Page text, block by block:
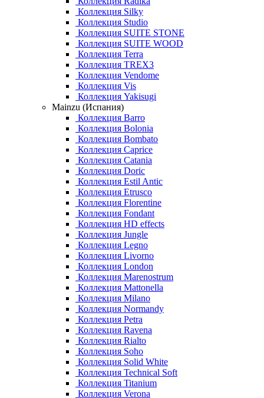
Коллекция Silky
Коллекция Studio
Коллекция SUITE STONE
Коллекция SUITE WOOD
Коллекция Terra
Коллекция TREX3
Коллекция Vendome
Коллекция Vis
Коллекция Yakisugi
Mainzu (Испания)
Коллекция Barro
Коллекция Bolonia
Коллекция Bombato
Коллекция Caprice
Коллекция Catania
Коллекция Doric
Коллекция Estil Antic
Коллекция Etrusco
Коллекция Florentine
Коллекция Fondant
Коллекция HD effects
Коллекция Jungle
Коллекция Legno
Коллекция Livorno
Коллекция London
Коллекция Marenostrum
Коллекция Mattonella
Коллекция Milano
Коллекция Normandy
Коллекция Petra
Коллекция Ravena
Коллекция Rialto
Коллекция Soho
Коллекция Solid White
Коллекция Technical Soft
Коллекция Titanium
Коллекция Verona